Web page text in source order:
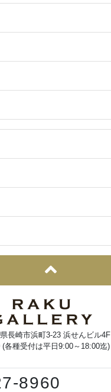
長崎市浜町3-23 浜せんビル4F
各種受付は平日9:00～18:00迄)
8960